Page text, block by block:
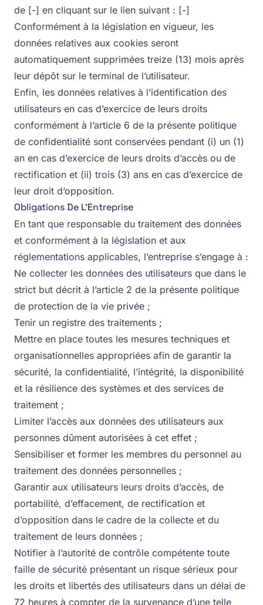
de [-] en cliquant sur le lien suivant : [-]
Conformément à la législation en vigueur, les
données relatives aux cookies seront
automatiquement supprimées treize (13) mois après
leur dépôt sur le terminal de l’utilisateur.
Enfin, les données relatives à l’identification des
utilisateurs en cas d’exercice de leurs droits
conformément à l’article 6 de la présente politique
de confidentialité sont conservées pendant (i) un (1)
an en cas d’exercice de leurs droits d’accès ou de
rectification et (ii) trois (3) ans en cas d’exercice de
leur droit d’opposition.
Obligations De L’Entreprise
En tant que responsable du traitement des données
et conformément à la législation et aux
réglementations applicables, l’entreprise s’engage à :
Ne collecter les données des utilisateurs que dans le
strict but décrit à l’article 2 de la présente politique
de protection de la vie privée ;
Tenir un registre des traitements ;
Mettre en place toutes les mesures techniques et
organisationnelles appropriées afin de garantir la
sécurité, la confidentialité, l’intégrité, la disponibilité
et la résilience des systèmes et des services de
traitement ;
Limiter l’accès aux données des utilisateurs aux
personnes dûment autorisées à cet effet ;
Sensibiliser et former les membres du personnel au
traitement des données personnelles ;
Garantir aux utilisateurs leurs droits d’accès, de
portabilité, d’effacement, de rectification et
d’opposition dans le cadre de la collecte et du
traitement de leurs données ;
Notifier à l’autorité de contrôle compétente toute
faille de sécurité présentant un risque sérieux pour
les droits et libertés des utilisateurs dans un délai de
72 heures à compter de la survenance d’une telle